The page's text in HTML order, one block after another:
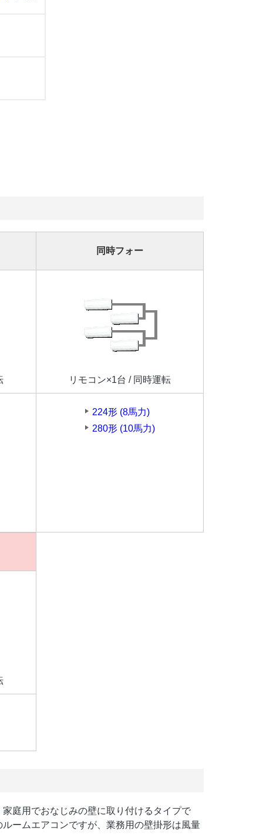
同時フォー
リモコン×1台 / 同時運転
224形 (8馬力)
280形 (10馬力)
庭用でおなじみの壁に取り付けるタイプで
ームエアコンですが、業務用の壁掛形は風量